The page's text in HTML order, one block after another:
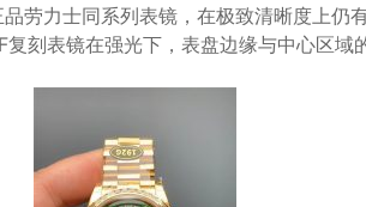
劳力士同系列表镜，在极致清晰度上仍
刻表镜在强光下，表盘边缘与中心区域